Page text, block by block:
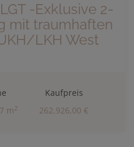
-Exklusive 2-
mit traumhaften
LKH West
m2
Kaufpreis
262.926,00 €